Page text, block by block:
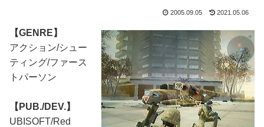
2005.09.05 2021.05.06
【GENRE】
アクション/シュー
ティング/ファース
トパーソン
【PUB./DEV.】
UBISOFT/Red